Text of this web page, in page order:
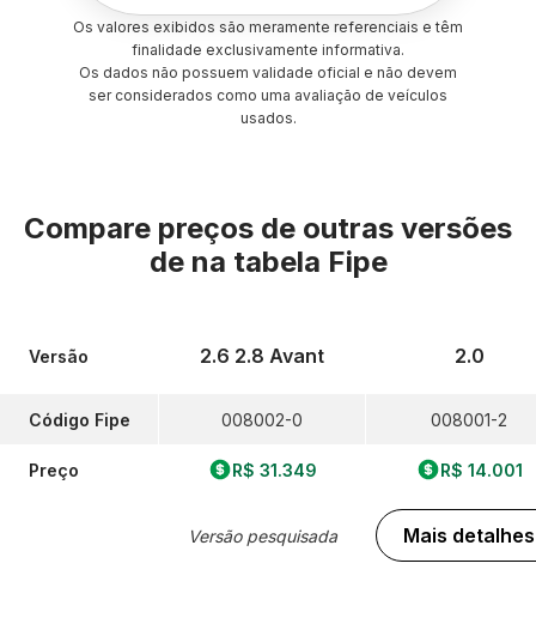
Os valores exibidos são meramente referenciais e têm
finalidade exclusivamente informativa.
Os dados não possuem validade oficial e não devem
ser considerados como uma avaliação de veículos
usados.
Compare preços de outras versões
de na tabela Fipe
Versão
Código Fipe
Preço
2.6 2.8 Avant
008002-0
R$ 31.349
Versão pesquisada
2.0
008001-2
R$ 14.001
Mais detalhes